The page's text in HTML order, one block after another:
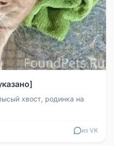
хвост, родинка на
из VK